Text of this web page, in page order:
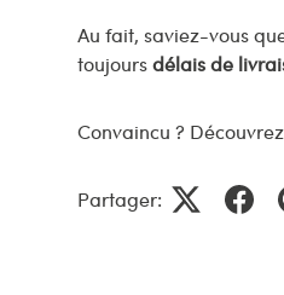
Au fait, saviez-vous
toujoursdélais de
Convaincu ?
Partager: